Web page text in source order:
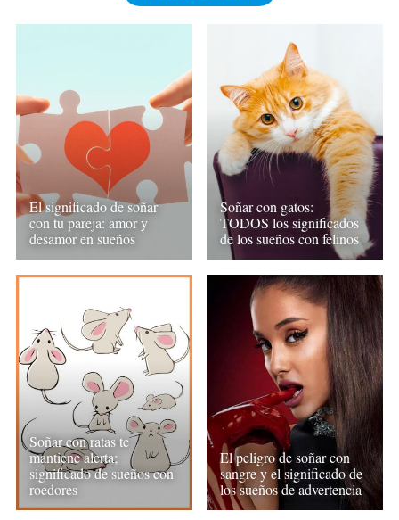
El significado de soñar
con tu pareja: amor y
desamor en sueños
Soñar con gatos:
TODOS los significados
de los sueños con felinos
Soñar con ratas te
mantiene alerta;
significado de sueños con
roedores
El peligro de soñar con
sangre y el significado de
los sueños de advertencia